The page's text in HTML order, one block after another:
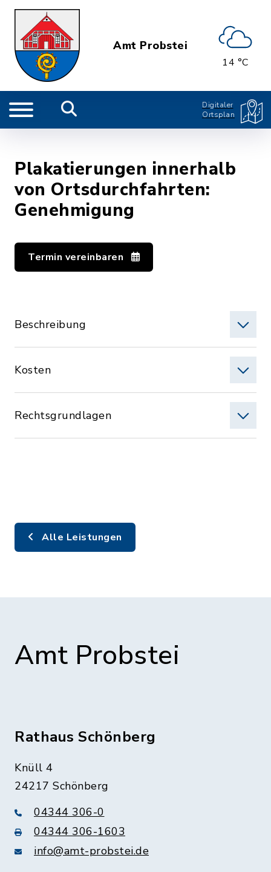
Amt Probstei
14 °C
Digitaler
Ortsplan
Plakatierungen innerhalb
von Ortsdurchfahrten:
Genehmigung
Termin vereinbaren
Beschreibung
Kosten
Rechtsgrundlagen
Alle Leistungen
Amt Probstei
Rathaus Schönberg
Knüll 4
24217 Schönberg
04344 306-0
04344 306-1603
info@amt-probstei.de